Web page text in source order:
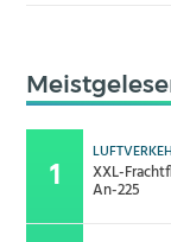
XXL-
An-225